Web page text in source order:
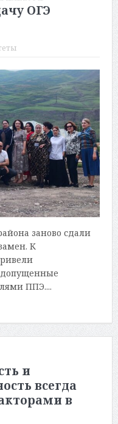
ОГЭ
заново сдали
К
ППЭ....
и
всегда
в